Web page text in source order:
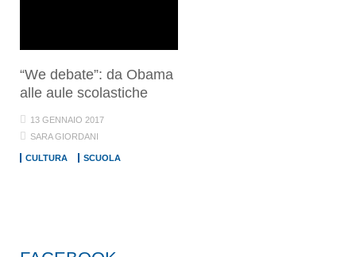
“We debate”: da Obama
alle aule scolastiche
13 GENNAIO 2017
SARA GIORDANI
CULTURA SCUOLA